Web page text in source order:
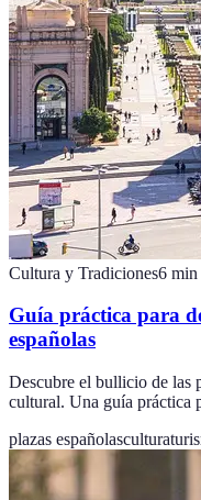
Cultura y Tradiciones6 min
Guía práctica para
españolas
Descubre el bullicio de las
cultural. Una guía práctica
plazas españolascultura